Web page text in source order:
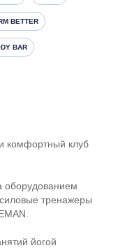
BETTER
BAR
комфортный клуб
оборудованием
тренажеры
йогой